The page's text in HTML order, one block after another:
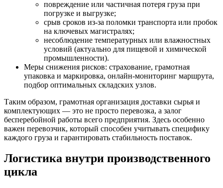
повреждение или частичная потеря груза при
погрузке и выгрузке;
срыв сроков из-за поломки транспорта или пробок
на ключевых магистралях;
несоблюдение температурных или влажностных
условий (актуально для пищевой и химической
промышленности).
Меры снижения рисков: страхование, грамотная
упаковка и маркировка, онлайн-мониторинг маршрута,
подбор оптимальных складских узлов.
Таким образом, грамотная организация доставки сырья и
комплектующих — это не просто перевозка, а залог
бесперебойной работы всего предприятия. Здесь особенно
важен перевозчик, который способен учитывать специфику
каждого груза и гарантировать стабильность поставок.
Логистика внутри производственного
цикла